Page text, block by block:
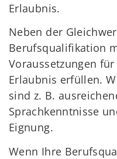
Erlaubnis.
Neben der
Berufsqualifikation
Voraussetzungen
Erlaubnis erfüllen.
sind z. B.
Sprachkenntnisse
Eignung.
Wenn Ihre